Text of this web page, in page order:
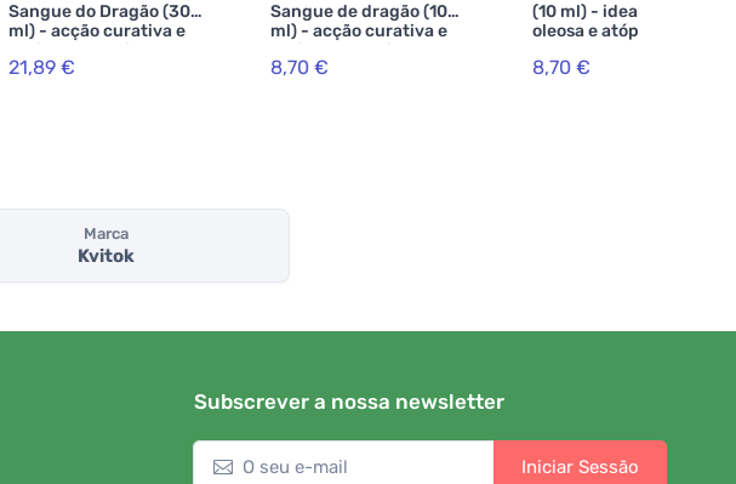
Sangue do Dragão (30
ml) - acção curativa e
anti-envelhecimento
21,89 €
Sangue de dragão (10
ml) - acção curativa e
anti-envelhecimento
8,70 €
(10 ml) - ideal para pele
oleosa e atópica
8,70 €
Marca
Kvitok
Subscrever a nossa newsletter
Iniciar Sessão